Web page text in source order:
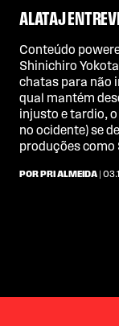
ALATAJ
Conteúdo
Shinichiro
chatas para não
qual mantém
injusto e tardio,
no ocidente) se
produções como
POR PRI ALMEIDA |